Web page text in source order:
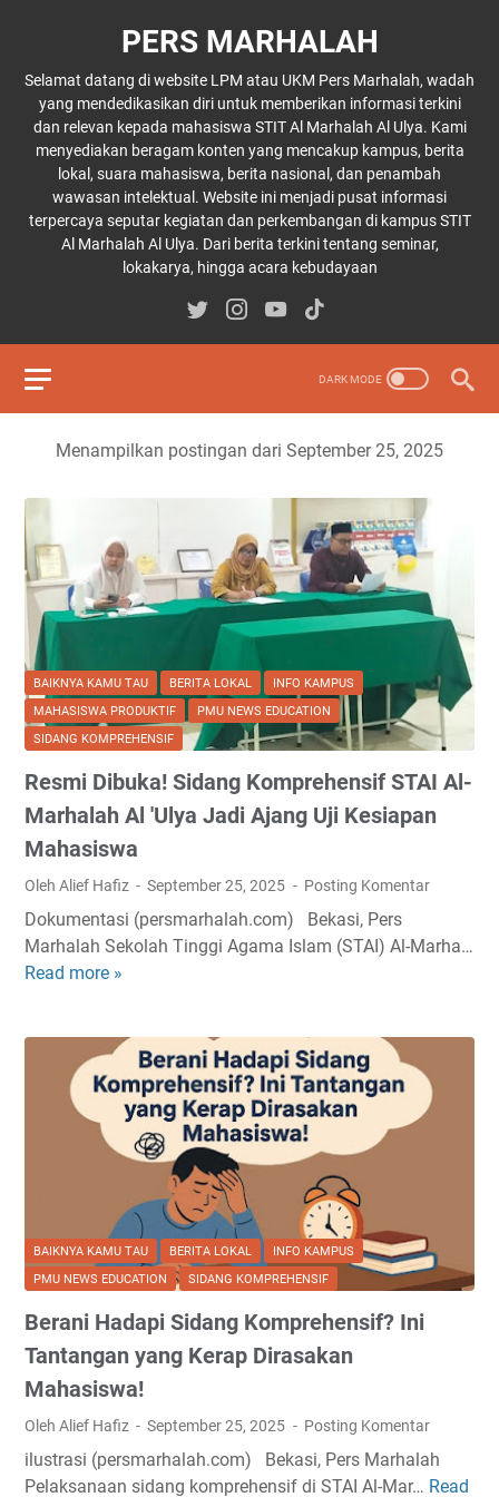
PERS MARHALAH
Selamat datang di website LPM atau UKM Pers Marhalah, wadah
yang mendedikasikan diri untuk memberikan informasi terkini
dan relevan kepada mahasiswa STIT Al Marhalah Al Ulya. Kami
menyediakan beragam konten yang mencakup kampus, berita
lokal, suara mahasiswa, berita nasional, dan penambah
wawasan intelektual. Website ini menjadi pusat informasi
terpercaya seputar kegiatan dan perkembangan di kampus STIT
Al Marhalah Al Ulya. Dari berita terkini tentang seminar,
lokakarya, hingga acara kebudayaan
Menampilkan postingan dari September 25, 2025
BAIKNYA KAMU TAU BERITA LOKAL
INFO KAMPUS
MAHASISWA PRODUKTIF
PMU NEWS EDUCATION
SIDANG KOMPREHENSIF
Resmi Dibuka! Sidang Komprehensif STAI Al-
Marhalah Al 'Ulya Jadi Ajang Uji Kesiapan
Mahasiswa
Oleh Alief Hafiz September 25, 2025 Posting Komentar
Dokumentasi (persmarhalah.com) Bekasi, Pers
Marhalah Sekolah Tinggi Agama Islam (STAI) Al-Marha…
Read more »
i
D
b
k
a
!
S
i
d
n
g
K
o
BAIKNYA KAMU TAU BERITA LOKAL
INFO KAMPUS
PMU NEWS EDUCATION
SIDANG KOMPREHENSIF
Berani Hadapi Sidang Komprehensif? Ini
Tantangan yang Kerap Dirasakan
Mahasiswa!
Oleh Alief Hafiz September 25, 2025 Posting Komentar
ilustrasi (persmarhalah.com) Bekasi, Pers Marhalah
Pelaksanaan sidang komprehensif di STAI Al-Mar… Read
B